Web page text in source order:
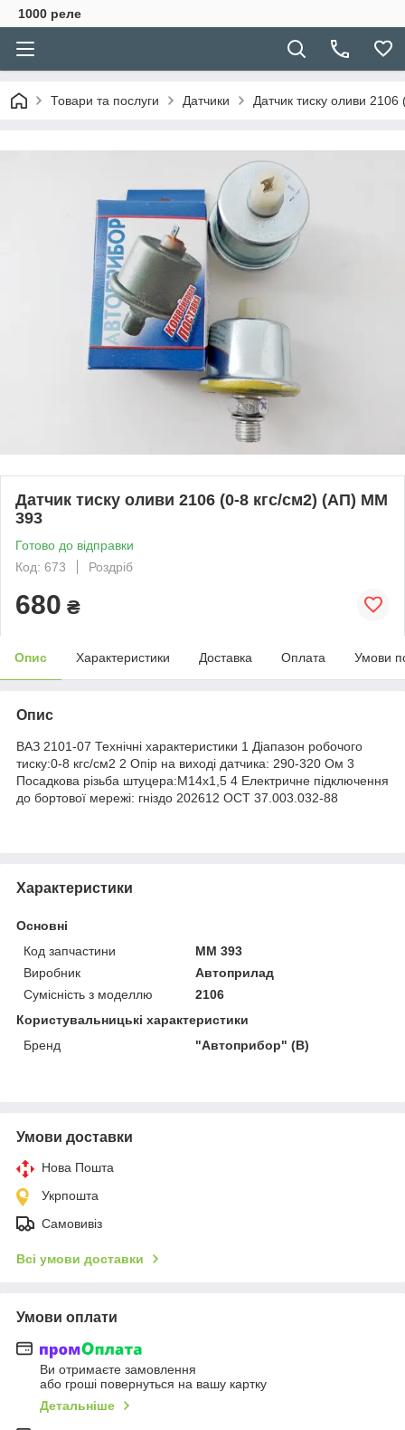
1000 реле
Товари та послуги Датчики Датчик тиску оливи
Датчик тиску оливи 2106 (0-8 кгс/см2) (АП) ММ
393
Готово до відправки
Код: 673
Роздріб
680 ₴
Опис Характеристики Доставка Оплата Умови
Опис
ВАЗ 2101-07 Технічні характеристики 1 Діапазон робочого
тиску:0-8 кгс/см2 2 Опір на виході датчика: 290-320 Ом 3
Посадкова різьба штуцера:М14х1,5 4 Електричне підключення
до бортової мережі: гніздо 202612 ОСТ 37.003.032-88
Характеристики
Основні
Код запчастини
ММ 393
Виробник
Автоприлад
Сумісність з моделлю
2106
Користувальницькі характеристики
Бренд
"Автoприбор" (В)
Умови доставки
Нова Пошта
Укрпошта
Самовивіз
Всі умови доставки
Умови оплати
Ви отримаєте замовлення
або гроші повернуться на вашу картку
Детальніше